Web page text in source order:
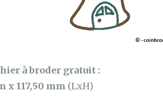
à broder gratuit :
x 117,50 mm (LxH)